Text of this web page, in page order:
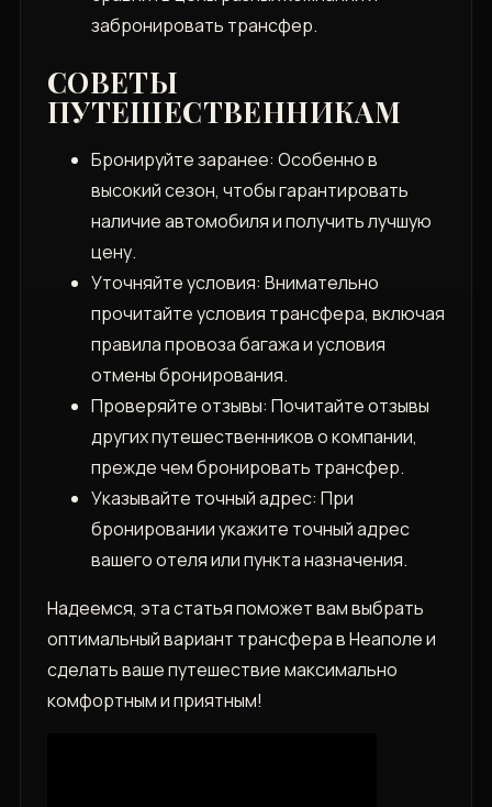
забронировать трансфер.
СОВЕТЫ
ПУТЕШЕСТВЕННИКАМ
Бронируйте заранее: Особенно в
высокий сезон, чтобы гарантировать
наличие автомобиля и получить лучшую
цену.
Уточняйте условия: Внимательно
прочитайте условия трансфера, включая
правила провоза багажа и условия
отмены бронирования.
Проверяйте отзывы: Почитайте отзывы
других путешественников о компании,
прежде чем бронировать трансфер.
Указывайте точный адрес: При
бронировании укажите точный адрес
вашего отеля или пункта назначения.
Надеемся, эта статья поможет вам выбрать
оптимальный вариант трансфера в Неаполе и
сделать ваше путешествие максимально
комфортным и приятным!